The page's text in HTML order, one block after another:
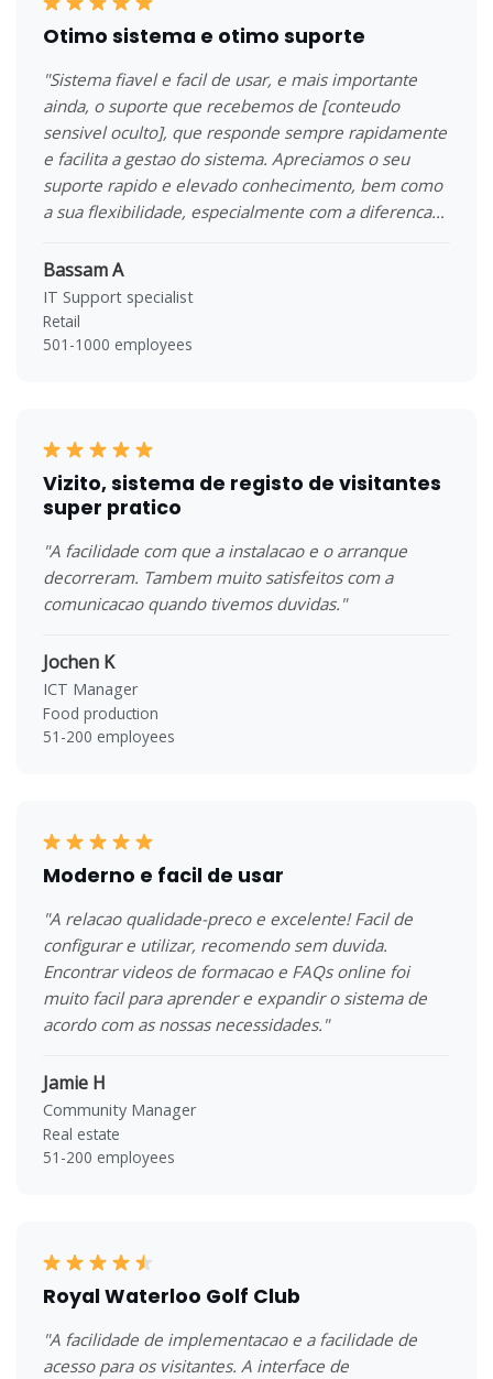
Otimo sistema e otimo suporte
"Sistema fiavel e facil de usar, e mais importante
ainda, o suporte que recebemos de [conteudo
sensivel oculto], que responde sempre rapidamente
e facilita a gestao do sistema. Apreciamos o seu
suporte rapido e elevado conhecimento, bem como
a sua flexibilidade, especialmente com a diferenca
Bassam A
IT Support specialist
Retail
501-1000 employees
Vizito, sistema de registo de visitantes
super pratico
"A facilidade com que a instalacao e o arranque
decorreram. Tambem muito satisfeitos com a
comunicacao quando tivemos duvidas."
Jochen K
ICT Manager
Food production
51-200 employees
Moderno e facil de usar
"A relacao qualidade-preco e excelente! Facil de
configurar e utilizar, recomendo sem duvida.
Encontrar videos de formacao e FAQs online foi
muito facil para aprender e expandir o sistema de
acordo com as nossas necessidades."
Jamie H
Community Manager
Real estate
51-200 employees
Royal Waterloo Golf Club
"A facilidade de implementacao e a facilidade de
acesso para os visitantes. A interface de